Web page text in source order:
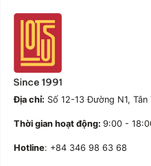
Địa chỉ: Số 12-13 Đường N1,
Thời gian hoạt động: 9:00 -
Hotline: +84 346 98 63 68